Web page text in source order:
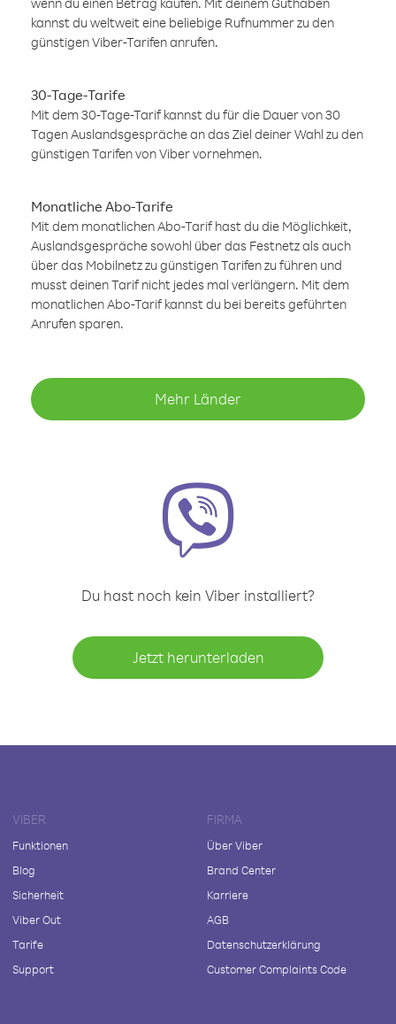
kannst du weltweit eine beliebige Rufnummer zu den
günstigen Viber-Tarifen anrufen.
30-Tage-Tarife
Mit dem 30-Tage-Tarif kannst du für die Dauer von 30
Tagen Auslandsgespräche an das Ziel deiner Wahl zu den
günstigen Tarifen von Viber vornehmen.
Monatliche Abo-Tarife
Mit dem monatlichen Abo-Tarif hast du die Möglichkeit,
Auslandsgespräche sowohl über das Festnetz als auch
über das Mobilnetz zu günstigen Tarifen zu führen und
musst deinen Tarif nicht jedes mal verlängern. Mit dem
monatlichen Abo-Tarif kannst du bei bereits geführten
Anrufen sparen.
Mehr Länder
Du hast noch kein Viber installiert?
Jetzt herunterladen
VIBER
Funktionen
Blog
Sicherheit
Viber Out
Tarife
Support
FIRMA
Über Viber
Brand Center
Karriere
AGB
Datenschutzerklärung
Customer Complaints Code